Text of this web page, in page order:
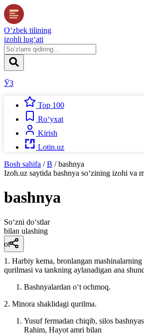
O‘zbek tilining
izohli lug‘ati
ЎЗ
Top 100
Ro‘yxat
Kirish
Lotin.uz
Bosh sahifa / B / bashnya
Izoh.uz saytida bashnya so‘zining izohi va
bashnya
So‘zni do‘stlar
bilan ulashing
ot
1. Harbiy kema, bronlangan
qurilmasi va tankning aylanadigan ana
Bashnyalardan oʻt ochmoq.
2. Minora shaklidagi qurilma.
Yusuf fermadan chiqib, silos
Rahim, Hayot amri bilan